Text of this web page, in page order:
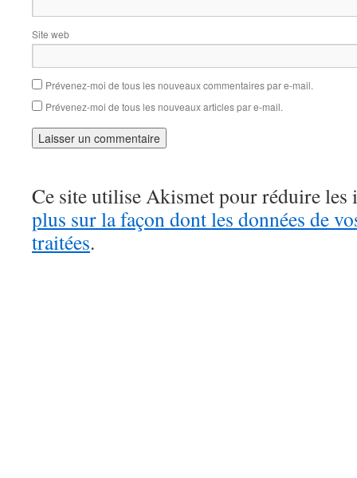
Site web
Prévenez-moi de tous les nouveaux commentaires par e-mail.
Prévenez-moi de tous les nouveaux articles par e-mail.
Ce site utilise Akismet pour réduire les
plus sur la façon dont les données de
traitées.